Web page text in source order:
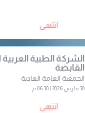
انتهى
الشركة الطبية العربية
القابضة
الجمعية العامة العادية
30 مارس 2026 | 06:30 م
انتهى